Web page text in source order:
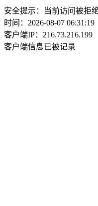
安全提示：当前访问被拒
时间：2026-08-07 06:31:19
客户端IP：216.73.216.199
客户端信息已被记录